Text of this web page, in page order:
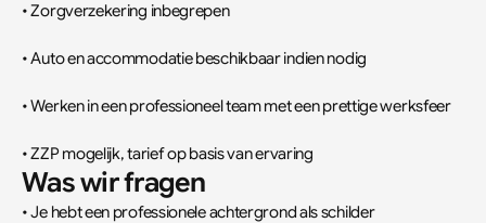
• Zorgverzekering inbegrepen
• Auto en accommodatie beschikbaar indien nodig
• Werken in een professioneel team met een prettige werksfeer
• ZZP mogelijk, tarief op basis van ervaring
Was wir fragen
• Je hebt een professionele achtergrond als schilder